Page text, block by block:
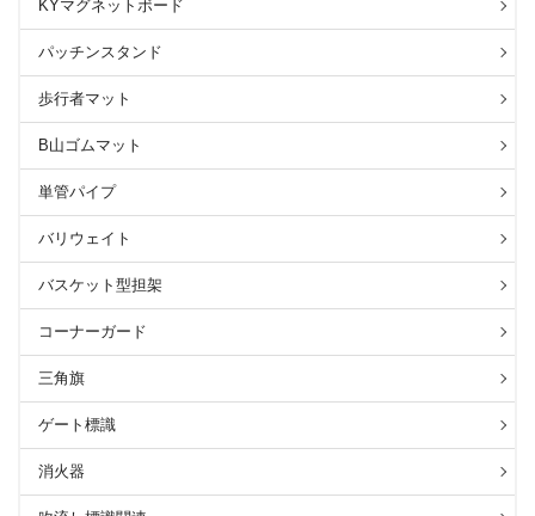
KYマグネットボード
パッチンスタンド
歩行者マット
B山ゴムマット
単管パイプ
バリウェイト
バスケット型担架
コーナーガード
三角旗
ゲート標識
消火器